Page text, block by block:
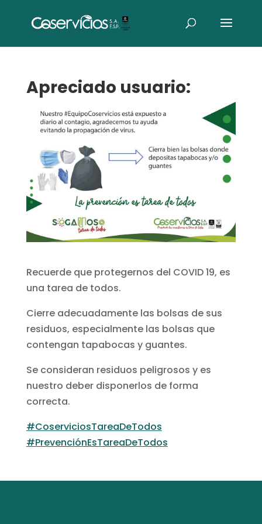
Apreciado usuario:
Recuerde que protegernos del COVID 19, es
una tarea de todos.
Cierre adecuadamente las bolsas de sus
residuos, especialmente las bolsas que
contengan tapabocas y guantes.
Se consideran residuos peligrosos y es
nuestro deber disponerlos de forma
correcta.
#CoserviciosTareaDeTodos
#PrevenciónEsTareaDeTodos